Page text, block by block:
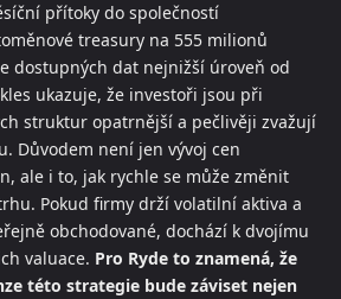
přítoky do společností
treasury na 555 milionů
dostupných dat nejnižší úroveň od
ukazuje, že investoři jsou při
struktur opatrnější a pečlivěji zvažují
Důvodem není jen vývoj cen
ale i to, jak rychle se může změnit
Pokud firmy drží volatilní aktiva a
obchodované, dochází k dvojímu
valuace. Pro Ryde to znamená, že
této strategie bude záviset nejen